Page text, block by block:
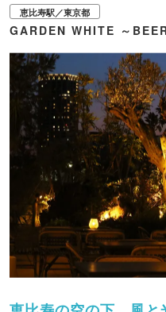
ード ・ニソワーズサラダ ・プロヴ
ニラ風味 ・タコとポテトのマリネ
き ・ガスパチョ ・ヴィシソワーズ
タプナード スイーツ ・白桃ショートケーキ ・レモンハチミツ パリブレスト
・ココナッツ マンゴームース ・
ど時期によって変わります） ・フ
・アイスクリームステーション ◆テーブルサービス メインディッシュ（5種類
よりお好きな1品をお選びいただ
リーエッグ アーティチョークフ
テトコンフィ ルイユ クルトン
ルシ グリルズッキーニ ・チキ
クリーミーポレンタ ・プロヴァン
ファルシ アリゴ フリーフロードリンク ・シャンパンまたはスパークリングワ
イン ・ロゼワイン ・赤白ワイン
スコミュール、カシスオレンジなど
の詳細は公式サイトをご確認くださ
恵比寿駅／東京都
GARDEN WHITE ～